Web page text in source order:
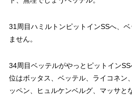
31周目ハミルトンピットインSSへ、
ません。
34周目ベッテルがやっとピットイン
位はボッタス、ベッテル、ライコネン
ッペン、ヒュルケンベルグ、マッサと